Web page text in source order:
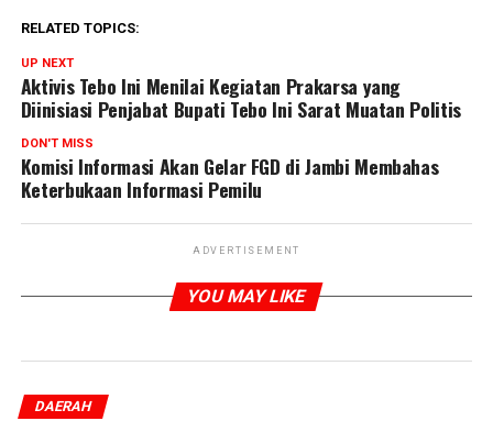
RELATED TOPICS:
UP NEXT
Aktivis Tebo Ini Menilai Kegiatan Prakarsa yang
Diinisiasi Penjabat Bupati Tebo Ini Sarat Muatan Politis
DON'T MISS
Komisi Informasi Akan Gelar FGD di Jambi Membahas
Keterbukaan Informasi Pemilu
ADVERTISEMENT
YOU MAY LIKE
DAERAH